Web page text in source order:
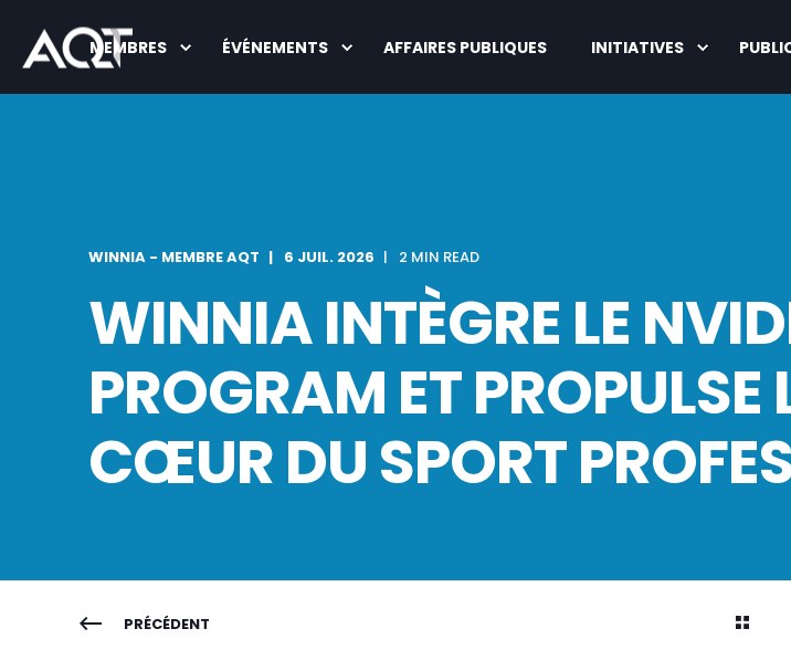
MEMBRES ÉVÉNEMENTS AFFAIRES PUBLIQUES INITIATIVES
WINNIA - MEMBRE AQT 6 JUIL. 2026 2 MIN READ
WINNIA INTÈGRE LE
PROGRAM ET
CŒUR DU SPORT
PRÉCÉDENT